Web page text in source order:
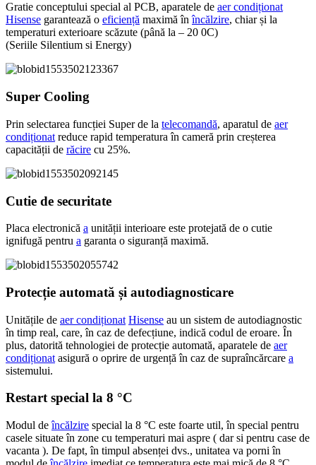
Gratie conceptului special al PCB, aparatele de aer condiționat
Hisense garantează o eficiență maximă înîncălzire, chiar și la
temperaturi exterioare scăzute (până la – 20 0C)
(Seriile Silentium si Energy)
Super Cooling
Prin selectarea funcției Super de la telecomandă, aparatul de aer
condiționat reduce rapid temperatura în cameră prin creșterea
capacității de răcire cu 25%.
Cutie de securitate
Placa electronică a unității interioare este protejată de o cutie
ignifugă pentru a garanta o siguranță maximă.
Protecție automată și autodiagnosticare
Unitățile de aer condiționat Hisense au un sistem de autodiagnostic
în timp real, care, în caz de defecțiune, indică codul de eroare. În
plus, datorită tehnologiei de protecție automată, aparatele de aer
condiționat asigură o oprire de urgență în caz de supraîncărcare a
sistemului.
Restart special la 8 °C
Modul deîncălzire special la 8 °C este foarte util, în special pentru
casele situate în zone cu temperaturi mai aspre ( dar si pentru case de
vacanta ). De fapt, în timpul absenței dvs., unitatea va porni în